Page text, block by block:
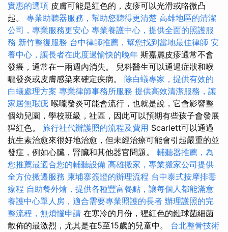
實惠的選項 皮膚可能是紅色的，皮疹可以光滑或略微凸
起。 專業助聽器服務，幫助您聽得更清楚 高雄地區的清潔
公司，專業服務更安心 專業養護中心，提供全面的照護服
務 新竹整復服務 台中律師推薦，幫您找到當地最佳律師 安
養中心，讓長者在此度過愉快的晚年 斯嘉麗皮疹通常不會
發癢，通常在一兩週內消失。 兒科醫生可以通過症狀和喉
嚨發炎或皮膚感染來確定疾病。 除白蟻專家，提供有效的
白蟻處理方案 專業律師事務所服務 提供高效清潔服務，讓
家居無瑕疵 喉嚨發炎可能會流行，也就是說，它會影響整
個幼兒園，學校班級，社區，因此可以預期有些孩子會發展
猩紅色。 旅行社代辦護照的流程及費用 Scarlett可以通過
抗生素治愈來很好地治愈，但未經治療可能會引起嚴重的並
發症，例如心臟，腎臟和其他器官問題。 輔聽器推薦，為
您推薦最適合您的輔聽設備 高雄搬家，專業搬家公司提供
全方位搬遷服務 柬埔寨簽證的辦理流程 台中泰式按摩排毒
療程 自助餐外燴，提供各種豐富餐點，讓每個人都能滿意
養護中心單人房，適合需要專業照護的長者 辦理護照的完
整流程，無煩惱申請 在寒冷的月份，猩紅色的鏈球菌細菌
散佈的最激烈，尤其是在5至15歲的兒童中。 台北整骨技術